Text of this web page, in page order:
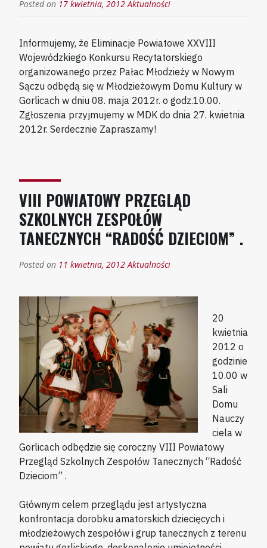
Posted on 17 kwietnia, 2012 Aktualności
Informujemy, że Eliminacje Powiatowe XXVIII
Wojewódzkiego Konkursu Recytatorskiego
organizowanego przez Pałac Młodzieży w Nowym
Sączu odbędą się w Młodzieżowym Domu Kultury w
Gorlicach w dniu 08. maja 2012r. o godz.10.00.
Zgłoszenia przyjmujemy w MDK do dnia 27. kwietnia
2012r. Serdecznie Zapraszamy!
VIII POWIATOWY PRZEGLĄD
SZKOLNYCH ZESPOŁÓW
TANECZNYCH “RADOŚĆ DZIECIOM” .
Posted on 11 kwietnia, 2012 Aktualności
20
kwietnia
2012 o
godzinie
10.00 w
Sali
Domu
Nauczy
ciela w
Gorlicach odbędzie się coroczny VIII Powiatowy
Przegląd Szkolnych Zespołów Tanecznych “Radość
Dzieciom” .
Głównym celem przeglądu jest artystyczna
konfrontacja dorobku amatorskich dziecięcych i
młodzieżowych zespołów i grup tanecznych z terenu